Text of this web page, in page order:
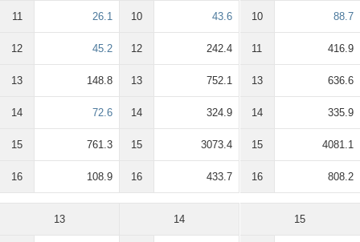
11 26.1
12 45.2
13 148.8
14 72.6
15 761.3
16 108.9
10 43.6
12 242.4
13 752.1
14 324.9
15 3073.4
16 433.7
10 88.7
11 416.9
13 636.6
14 335.9
15 4081.1
16 808.2
13 14 15